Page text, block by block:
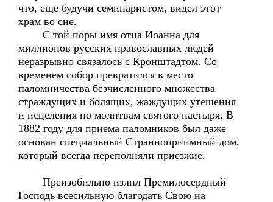
что, еще будучи семинаристом, видел этот
храм во сне.
С той поры имя отца Иоанна для
миллионов русских православных людей
неразрывно связалось с Кронштадтом. Со
временем собор превратился в место
паломничества безчисленного множества
страждущих и болящих, жаждущих утешения
и исцеления по молитвам святого пастыря. В
1882 году для приема паломников был даже
основан специальный Странноприимный дом,
который всегда переполняли приезжие.
Преизобильно излил Премилосердный
Господь всесильную благодать Свою на